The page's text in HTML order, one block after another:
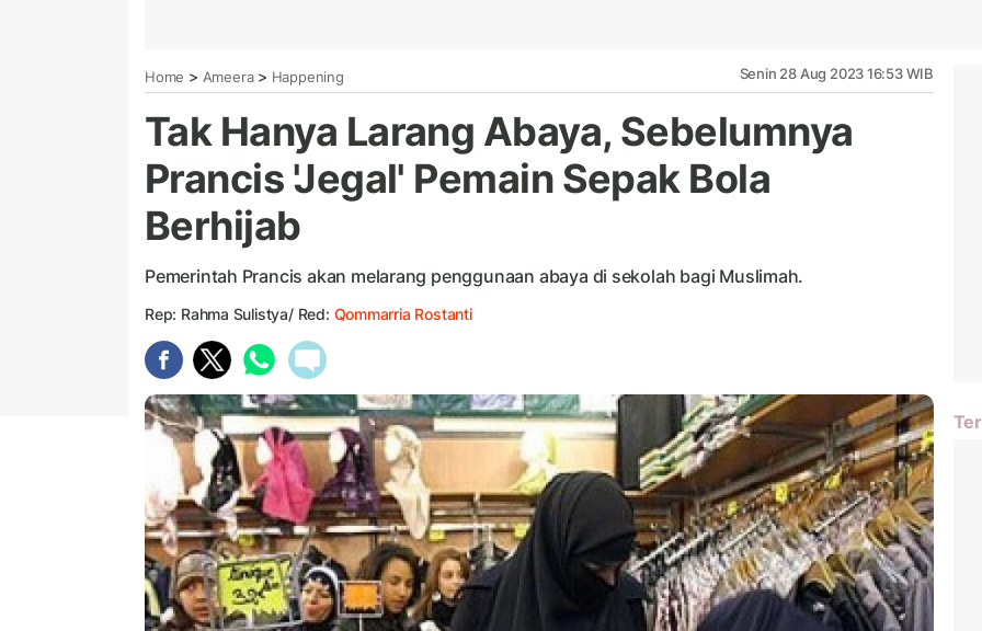
Home > Ameera> Happening Senin 28 Aug 2023 16:53 WIB
Tak Hanya Larang Abaya, Sebelumnya
Prancis 'Jegal' Pemain Sepak Bola
Berhijab
Pemerintah Prancis akan melarang penggunaan abaya di sekolah bagi Muslimah.
Rep: Rahma Sulistya/ Red: Qommarria Rostanti